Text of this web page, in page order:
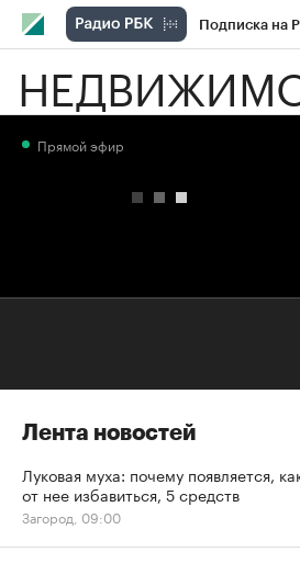
Подписка на
РБК Вино
Прямой эфир
Лента новостей
Луковая муха: почему появляется,
от нее избавиться, 5 средств
Загород, 09:00